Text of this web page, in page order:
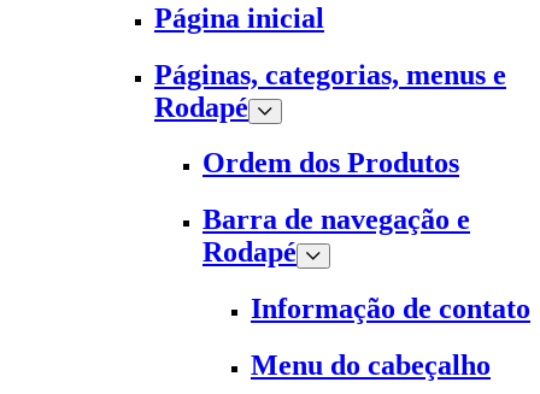
Página inicial
Páginas, categorias, menus e
Rodapé
Ordem dos Produtos
Barra de navegação e
Rodapé
Informação de contato
Menu do cabeçalho